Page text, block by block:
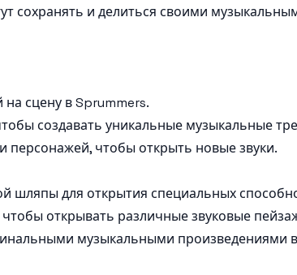
сохранять и делиться своими
сцену в Sprummers.
создавать уникальные музыкальные
персонажей, чтобы открыть новые звуки.
шляпы для открытия специальных
открывать различные звуковые
музыкальными произведениями